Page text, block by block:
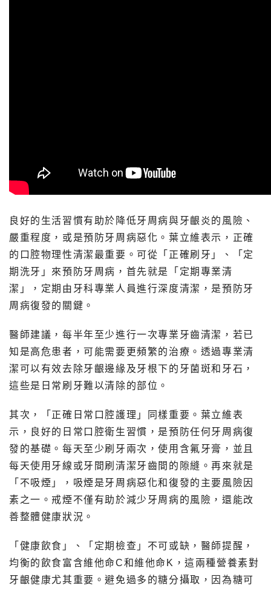
良好的生活習慣有助於降低牙周病與牙齦炎的風險、
嚴重程度，或是預防牙周病惡化。葉立維表示，正確
的口腔物理性清潔最重要。可從「正確刷牙」、「定
期洗牙」來預防牙周病，首先就是「定期專業清
潔」，定期由牙科專業人員進行深度清潔，是預防牙
周病復發的關鍵。
醫師建議，每半年至少進行一次專業牙齒清潔，若已
知是高危患者，可能需要更頻繁的治療。透過專業清
潔可以有效去除牙齦邊緣及牙根下的牙菌斑和牙石，
這些是日常刷牙難以清除的部位。
其次，「正確日常口腔護理」同樣重要。葉立維表
示，良好的日常口腔衛生習慣，是預防任何牙周病復
發的基礎。每天至少刷牙兩次，使用含氟牙膏，並且
每天使用牙線或牙間刷清潔牙齒間的隙縫。再來就是
「不吸煙」，吸煙是牙周病惡化和復發的主要風險因
素之一。戒煙不僅有助於減少牙周病的風險，還能改
善整體健康狀況。
「健康飲食」、「定期檢查」不可或缺，醫師提醒，
均衡的飲食富含維他命C和維他命K，這兩種營養素對
牙齦健康尤其重要。避免過多的糖分攝取，因為糖可